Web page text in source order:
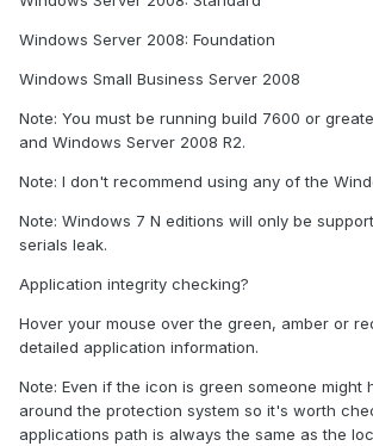
Windows Server 2008: Foundation
Windows Small Business Server 2008
Note: You must be running build 7600 or
and Windows Server 2008 R2.
Note: I don't recommend using any of the
Note: Windows 7 N editions will only be
serials leak.
Application integrity checking?
Hover your mouse over the green, amber or
detailed application information.
Note: Even if the icon is green someone might
around the protection system so it's worth
applications path is always the same as the